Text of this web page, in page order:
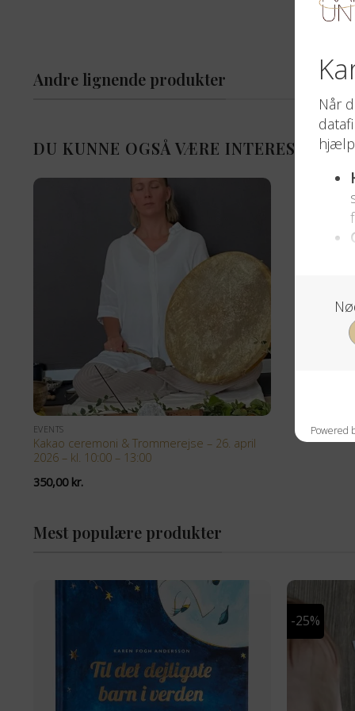
Andre lignende produkter
DU KUNNE OGSÅ VÆRE
+
EVENTS
Kakao ceremoni & Trommerejse – 26. april
2026 – kl. 10:00 – 13:00
350,00 kr.
Mest populære produkter
-25%